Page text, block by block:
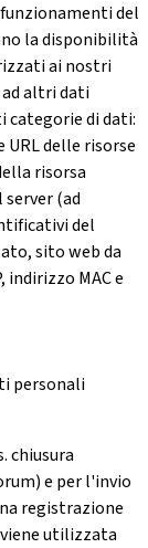
del
la disponibilità
ai nostri
altri dati
categorie di dati:
delle risorse
risorsa
server (ad
del
sito web da
MAC e
personali
chiusura
e per l'invio
registrazione
utilizzata